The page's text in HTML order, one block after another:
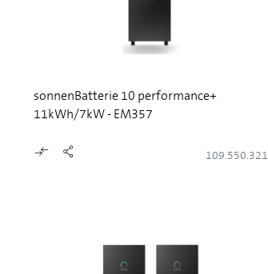
sonnenBatterie 10 performance+
11kWh/7kW - EM357
109.550.321